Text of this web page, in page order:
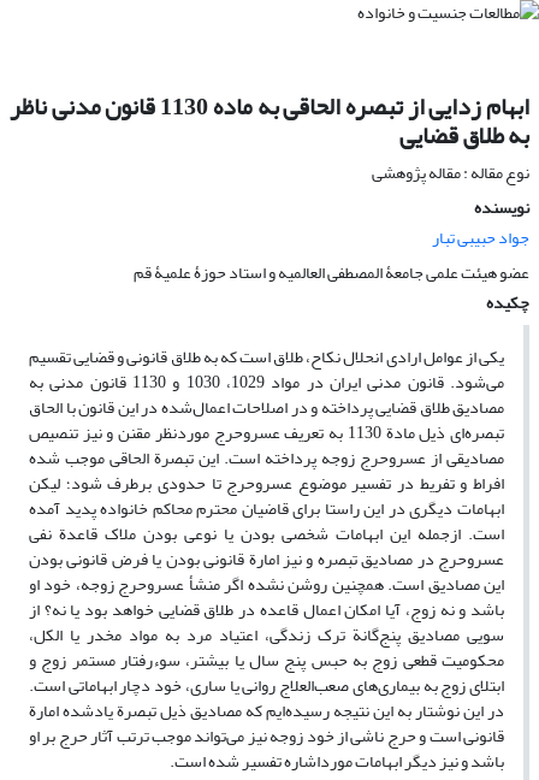
ابهام ‌زدایی از تبصره الحاقی به ماده 1130 قانون مدنی ناظر
به طلاق قضایی
نوع مقاله : مقاله پژوهشی
نویسنده
جواد حبیبی تبار
عضو هیئت علمی جامعۀ المصطفی العالمیه و استاد حوزۀ علمیۀ قم
چکیده
یکی از عوامل ارادی انحلال نکاح، طلاق است که به طلاق قانونی و قضایی تقسیم
می‌شود. قانون مدنی ایران در مواد 1029، 1030 و 1130 قانون مدنی به
مصادیق طلاق قضایی پرداخته و در اصلاحات اعمال‌شده در این قانون با الحاق
تبصره‌ای ذیل مادة 1130 به تعریف عسروحرج موردنظر مقنن و نیز تنصیص
مصادیقی از ‌‌عسروحرج زوجه پرداخته است. این تبصرة الحاقی موجب شده
افراط و تفریط در تفسیر موضوع ‌‌عسروحرج تا حدودی برطرف شود؛ لیکن
ابهامات دیگری در این راستا برای قاضیان محترم محاکم خانواده پدید آمده
است. ازجمله این ابهامات شخصی بودن یا نوعی بودن ملاک قاعدة نفی
‌‌عسروحرج در مصادیق تبصره و نیز امارة قانونی بودن یا فرض قانونی بودن
این مصادیق است. همچنین روشن نشده اگر منشأ ‌‌عسروحرج زوجه، خود او
باشد و نه زوج، آیا امکان اعمال قاعده در طلاق قضایی خواهد بود یا نه؟ از
سویی مصادیق پنج‌گانة ترک زندگی، اعتیاد مرد به مواد مخدر یا الکل،
محکومیت قطعی زوج به حبس پنج سال یا بیشتر، سوء‌رفتار مستمر زوج و
ابتلای زوج به بیماری‌های صعب‌العلاج روانی یا ساری، خود دچار ابهاماتی است.
در این نوشتار به این نتیجه رسیده‌ایم که مصادیق ذیل تبصرة یادشده امارة
قانونی است و حرج ناشی از خود زوجه نیز می‌تواند موجب ترتب آثار حرج بر او
باشد و نیز دیگر ابهامات مورداشاره تفسیر شده است.